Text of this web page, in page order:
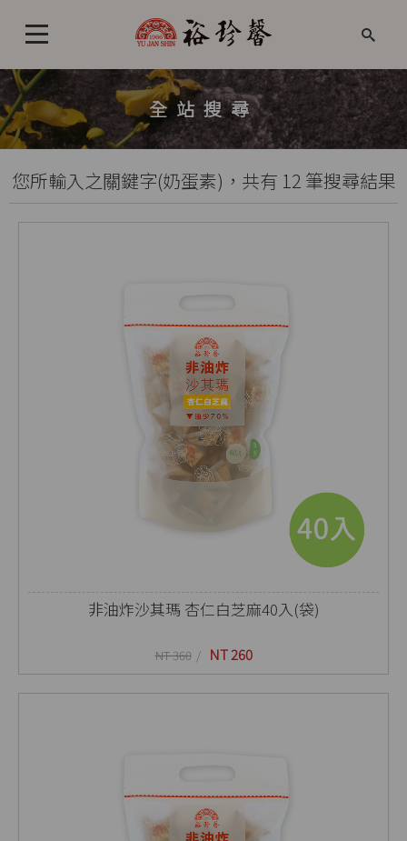
全站搜尋
您所輸入之關鍵字(奶蛋素)，共有 12 筆搜尋結果
非油炸沙其瑪 杏仁白芝麻40入(袋)
NT 360 NT 260